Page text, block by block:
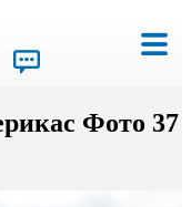
Фото 37